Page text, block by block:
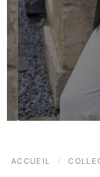
ACCUEIL /